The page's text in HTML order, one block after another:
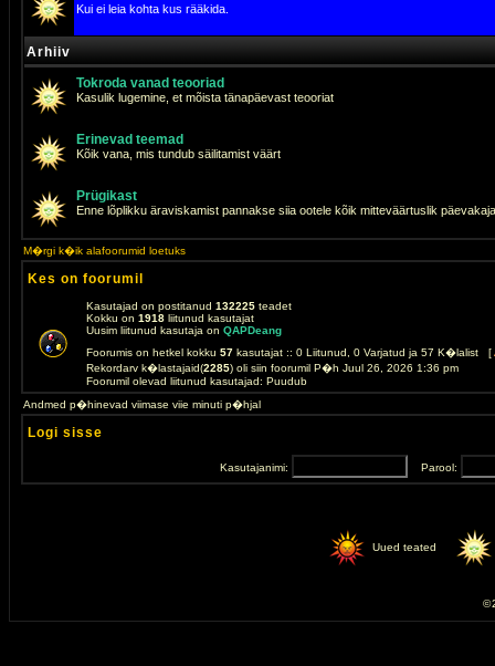
Kui ei leia kohta kus rääkida.
Arhiiv
Tokroda vanad teooriad
Kasulik lugemine, et mõista tänapäevast teooriat
Erinevad teemad
Kõik vana, mis tundub säilitamist väärt
Prügikast
Enne lõplikku äraviskamist pannakse siia ootele kõik mitteväärtuslik
M�rgi k�ik alafoorumid loetuks
Kes on foorumil
Kasutajad on postitanud 132225 teadet
Kokku on 1918 liitunud kasutajat
Uusim liitunud kasutaja on QAPDeang
Foorumis on hetkel kokku 57 kasutajat :: 0 Liitunud, 0 Varjatud ja 57 K�lalist [
Rekordarv k�lastajaid(2285) oli siin foorumil P�h Juul 26, 2026 1:36 pm
Foorumil olevad liitunud kasutajad: Puudub
Andmed p�hinevad viimase viie minuti p�hjal
Logi sisse
Kasutajanimi: Parool:
Uued teated
©